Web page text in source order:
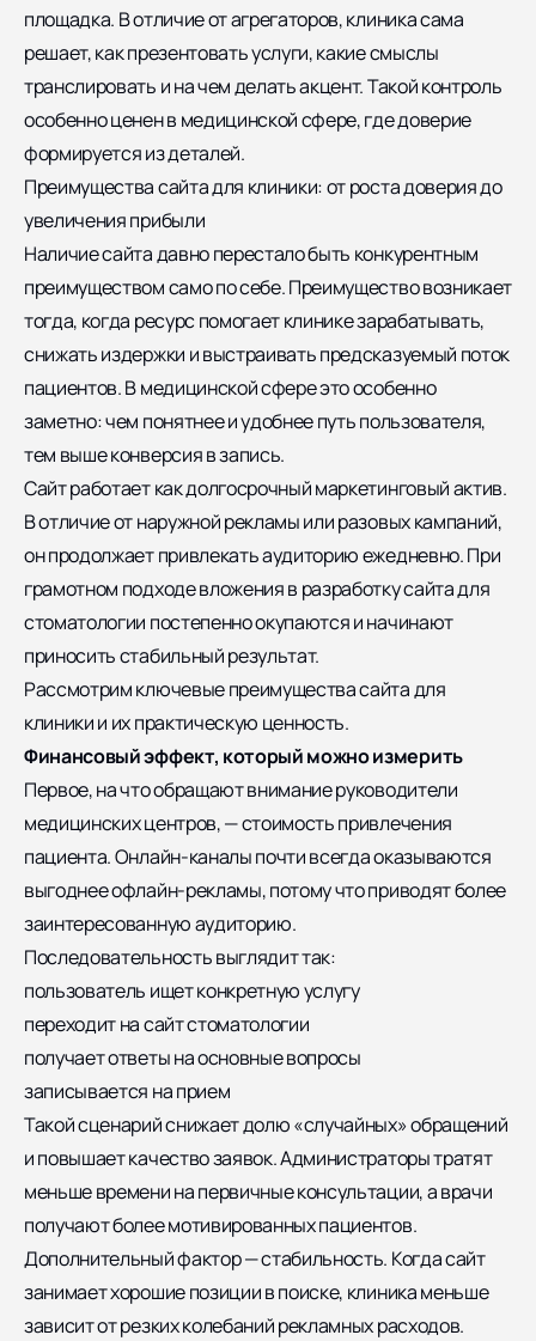
площадка. В отличие от агрегаторов, клиника сама
решает, как презентовать услуги, какие смыслы
транслировать и на чем делать акцент. Такой контроль
особенно ценен в медицинской сфере, где доверие
формируется из деталей.
Преимущества сайта для клиники: от роста доверия до
увеличения прибыли
Наличие сайта давно перестало быть конкурентным
преимуществом само по себе. Преимущество возникает
тогда, когда ресурс помогает клинике зарабатывать,
снижать издержки и выстраивать предсказуемый поток
пациентов. В медицинской сфере это особенно
заметно: чем понятнее и удобнее путь пользователя,
тем выше конверсия в запись.
Сайт работает как долгосрочный маркетинговый актив.
В отличие от наружной рекламы или разовых кампаний,
он продолжает привлекать аудиторию ежедневно. При
грамотном подходе вложения в разработку сайта для
стоматологии постепенно окупаются и начинают
приносить стабильный результат.
Рассмотрим ключевые преимущества сайта для
клиники и их практическую ценность.
Финансовый эффект, который можно измерить
Первое, на что обращают внимание руководители
медицинских центров, — стоимость привлечения
пациента. Онлайн-каналы почти всегда оказываются
выгоднее офлайн-рекламы, потому что приводят более
заинтересованную аудиторию.
Последовательность выглядит так:
пользователь ищет конкретную услугу
переходит на сайт стоматологии
получает ответы на основные вопросы
записывается на прием
Такой сценарий снижает долю «случайных» обращений
и повышает качество заявок. Администраторы тратят
меньше времени на первичные консультации, а врачи
получают более мотивированных пациентов.
Дополнительный фактор — стабильность. Когда сайт
занимает хорошие позиции в поиске, клиника меньше
зависит от резких колебаний рекламных расходов.